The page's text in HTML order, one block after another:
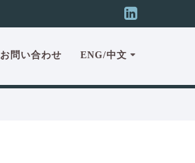
お問い合わせ ENG/中文